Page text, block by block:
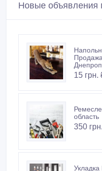
Новые объявления
15 грн.
область
350